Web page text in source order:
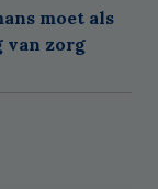
moet als
van zorg